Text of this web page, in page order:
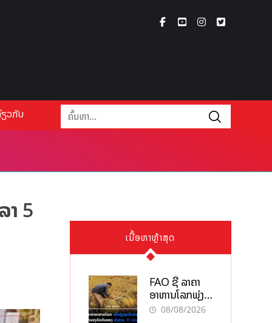
ວກັບ
າ 5
ເນື້ອຫາຫຼ້າສຸດ
FAO ຊີ້ ລາຄາ
ອາຫານໂລກພຸ່ງ
ສູງສຸດໃນຮອບ 3
08/08/2026